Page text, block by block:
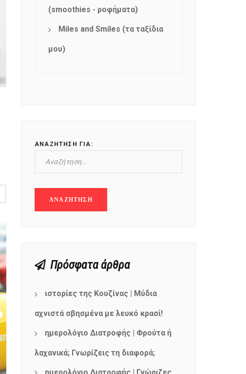
(smoothies - ροφήματα)
Miles and Smiles (τα ταξίδια
μου)
ΑΝΑΖΉΤΗΣΗ ΓΙΑ:
Πρόσφατα άρθρα
ιστορίες της Κουζίνας | Μύδια
αχνιστά σβησμένα με λευκό κρασί!
ημερολόγιο Διατροφής | Φρούτα ή
λαχανικά; Γνωρίζεις τη διαφορά;
ημερολόγιο Διατροφής | Γνώριζες